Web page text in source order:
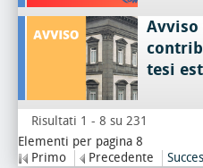
Avviso
tesi
Risultati 1 - 8 su 231
Elementi per pagina 8
Primo
Precedente